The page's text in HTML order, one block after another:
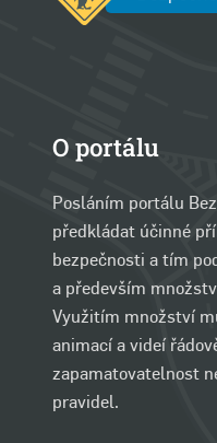
O portálu
Posláním portálu
předkládat účinné
bezpečnosti a tím
a především
Využitím množství
animací a videí
zapamatovatelnost
pravidel.